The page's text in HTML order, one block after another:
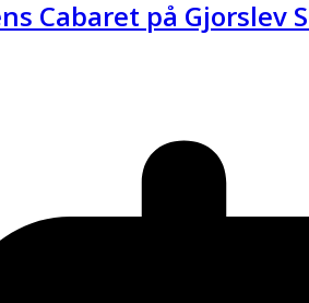
Cabaret på Gjorslev